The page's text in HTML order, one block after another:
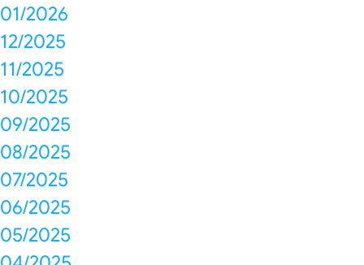
01/2026
12/2025
11/2025
10/2025
09/2025
08/2025
07/2025
06/2025
05/2025